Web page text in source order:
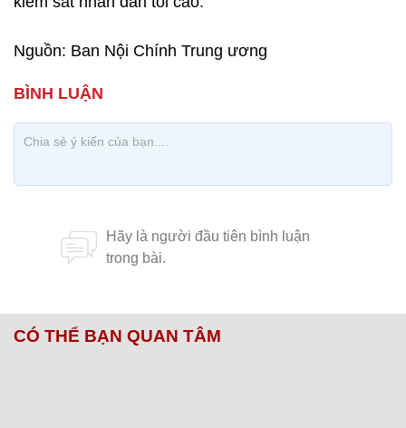
Nguồn: Ban Nội Chính Trung ương
CÓ THỂ BẠN QUAN TÂM